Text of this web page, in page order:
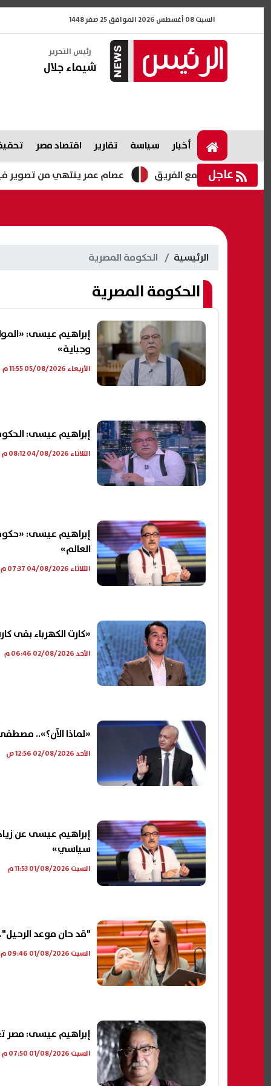
السبت 08 أغسطس 2026 الموافق 25 صفر 1448
رئيس التحرير
شيماء جلال
أخبار سياسة تقارير اقتصاد مصر
عاجل عصام عمر ينتهي من تصوير فيلم “بحر”
الرئيسية الحكومة المصرية
الحكومة المصرية
إبراهيم عيسى:
وجباية»
الأربعاء 05/08/2026 11:55 م
إبراهيم عيسى:
الثلاثاء 04/08/2026 08:12 م
إبراهيم عيسى:
العالم»
الثلاثاء 04/08/2026 07:37 م
«كارت الكهرباء بقى
الأحد 02/08/2026 06:46 م
«لماذا الآن؟»..
الأحد 02/08/2026 12:56 ص
إبراهيم عيسى عن
سياسي»
السبت 01/08/2026 11:53 م
"قد حان موعد
السبت 01/08/2026 09:46 م
إبراهيم عيسى: مصر
السبت 01/08/2026 07:50 م